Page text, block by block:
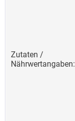
Zutaten /
Nährwertangaben: